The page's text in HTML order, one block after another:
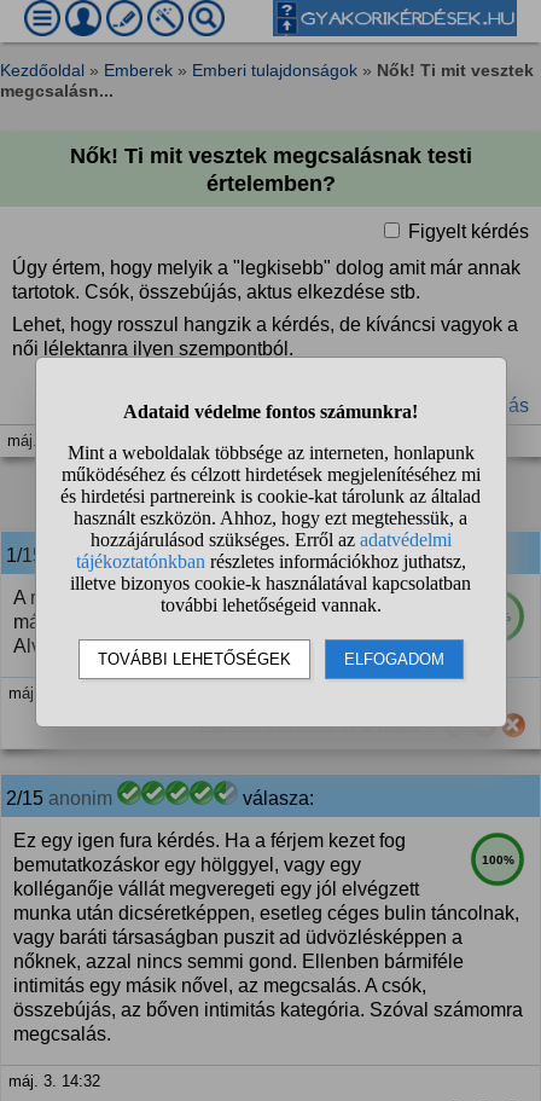
Kezdőoldal » Emberek » Emberi tulajdonságok » Nők! Ti mit vesztek
megcsalásn...
Nők! Ti mit vesztek megcsalásnak testi
értelemben?
Figyelt kérdés
Úgy értem, hogy melyik a "legkisebb" dolog amit már annak
tartotok. Csók, összebújás, aktus elkezdése stb.
Lehet, hogy rosszul hangzik a kérdés, de kíváncsi vagyok a
női lélektanra ilyen szempontból.
#megcsalás
máj. 3. 13:52
1 2 ❯
1/15 anonim válasza:
73%
A rúzsos ing tökmindegy, hogy hogyan lett olyan, az
már megcsalás. A csók is. Tudod van egy szám:
Alvin és a mókusok: Bizalom
máj. 3. 14:21
Hasznos számodra ez a válasz?
2/15 anonim válasza:
100%
Ez egy igen fura kérdés. Ha a férjem kezet fog
bemutatkozáskor egy hölggyel, vagy egy
kolléganője vállát megveregeti egy jól elvégzett
munka után dicséretképpen, esetleg céges bulin táncolnak,
vagy baráti társaságban puszit ad üdvözlésképpen a
nőknek, azzal nincs semmi gond. Ellenben bármiféle
intimitás egy másik nővel, az megcsalás. A csók,
összebújás, az bőven intimitás kategória. Szóval számomra
megcsalás.
máj. 3. 14:32